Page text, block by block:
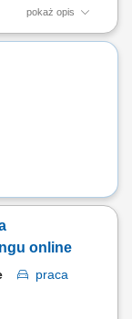
pokaż opis
w modelu
online
praca